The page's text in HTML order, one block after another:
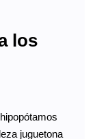
los
juguetona